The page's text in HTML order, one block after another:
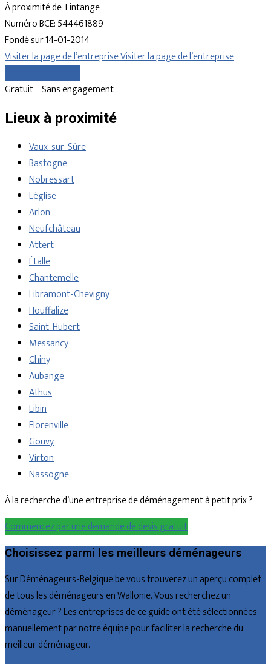
À proximité de Tintange
Numéro BCE: 544461889
Fondé sur 14-01-2014
Visiter la page de l’entrepriseVisiter la page de l’entreprise
Gratuit – Sans engagement
Lieux à proximité
Vaux-sur-Sûre
Bastogne
Nobressart
Léglise
Arlon
Neufchâteau
Attert
Étalle
Chantemelle
Libramont-Chevigny
Houffalize
Saint-Hubert
Messancy
Chiny
Aubange
Athus
Libin
Florenville
Gouvy
Virton
Nassogne
À la recherche d’une entreprise de déménagement à petit prix ?
Commencez par une demande de devis gratuit
Choisissez parmi les meilleurs déménageurs
Sur Déménageurs-Belgique.be vous trouverez un aperçu complet
de tous les déménageurs en Wallonie. Vous recherchez un
déménageur ? Les entreprises de ce guide ont été sélectionnées
manuellement par notre équipe pour faciliter la recherche du
meilleur déménageur.